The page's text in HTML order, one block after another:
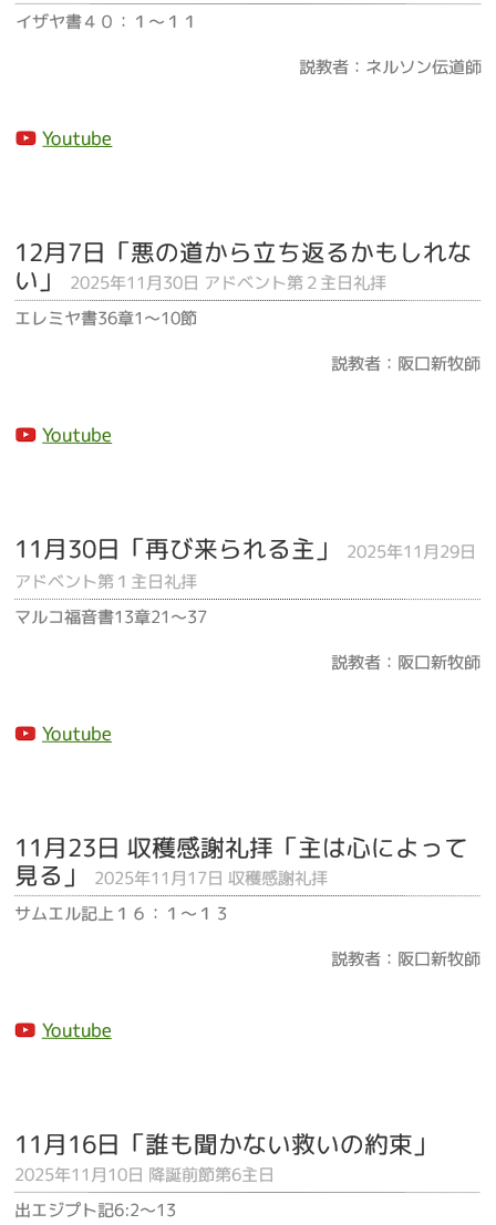
イザヤ書４０：１～１１
説教者：ネルソン伝道師
Youtube
12月7日「悪の道から立ち返るかもしれな
い」 2025年11月30日 アドベント第２主日礼拝
エレミヤ書36章1～10節
説教者：阪口新牧師
Youtube
11月30日「再び来られる主」 2025年11月29日
アドベント第１主日礼拝
マルコ福音書13章21～37
説教者：阪口新牧師
Youtube
11月23日 収穫感謝礼拝「主は心によって
見る」 2025年11月17日 収穫感謝礼拝
サムエル記上１６：１～１３
説教者：阪口新牧師
Youtube
11月16日「誰も聞かない救いの約束」
2025年11月10日 降誕前節第6主日
出エジプト記6:2～13